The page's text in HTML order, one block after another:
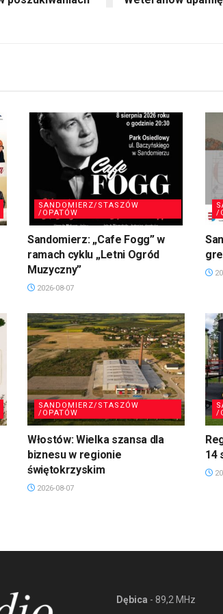
SANDOMIERZ/STASZÓW
/OPATÓW
Sandomierz: „Cafe Fogg” w
ramach cyklu „Letni Ogród
Muzyczny”
2026-08-07
/
SANDOMIERZ/STASZÓW
/OPATÓW
Włostów: Wielka szansa dla
biznesu w regionie
świętokrzyskim
2026-08-07
/
14
Dębica - 89,2 MHz